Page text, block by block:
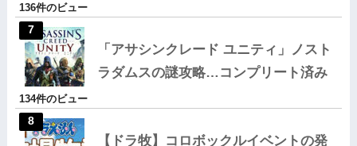
136件のビュー
「アサシンクレード ユニティ」ノスト
ラダムスの謎攻略…コンプリート済み
134件のビュー
【ドラ牧】コロボックルイベントの発